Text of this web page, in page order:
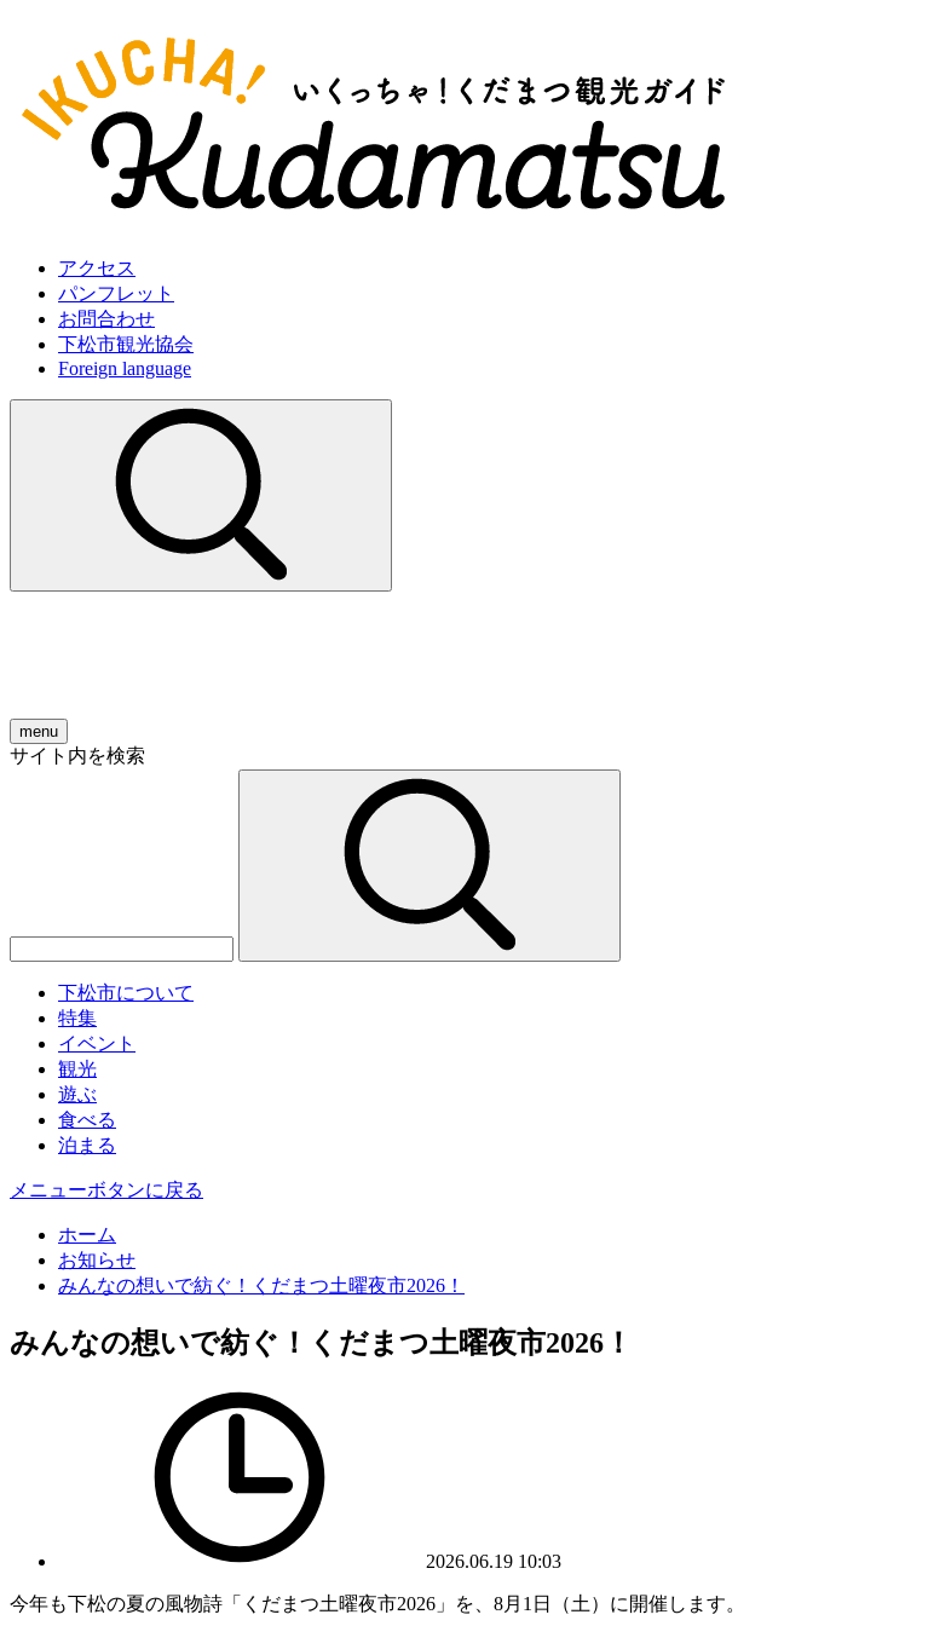
アクセス
パンフレット
お問合わせ
下松市観光協会
Foreign language
menu
サイト内を検索
下松市について
特集
イベント
観光
遊ぶ
食べる
泊まる
メニューボタンに戻る
ホーム
お知らせ
みんなの想いで紡ぐ！くだまつ土曜夜市2026！
みんなの想いで紡ぐ！くだまつ土曜夜市2026！
2026.06.19 10:03
今年も下松の夏の風物詩「くだまつ土曜夜市2026」を、8月1日（土）に開催します。